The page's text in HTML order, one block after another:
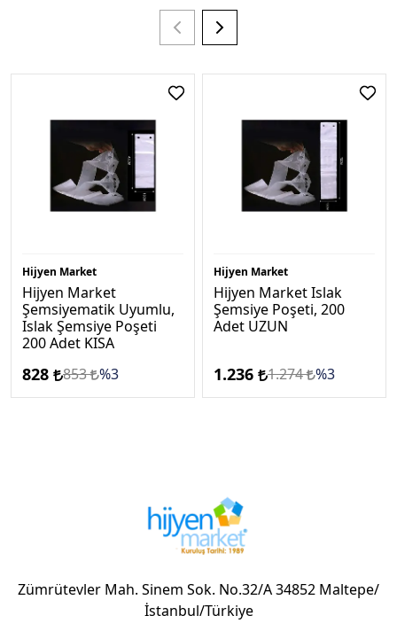
Hijyen Market
Hijyen Market
Şemsiyematik Uyumlu,
Islak Şemsiye Poşeti
200 Adet KISA
828 853 %3
Hijyen Market
Hijyen Market Islak
Şemsiye Poşeti, 200
Adet UZUN
1.236 1.274 %3
Zümrütevler Mah. Sinem Sok. No.32/A 34852 Maltepe/
İstanbul/Türkiye